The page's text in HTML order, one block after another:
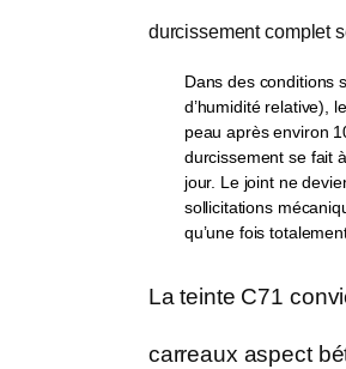
durcissement complet
Dans des conditions
d’humidité relative),
peau après environ
durcissement se fait
jour. Le joint ne
sollicitations
qu’une fois
La teinte C71
carreaux aspect